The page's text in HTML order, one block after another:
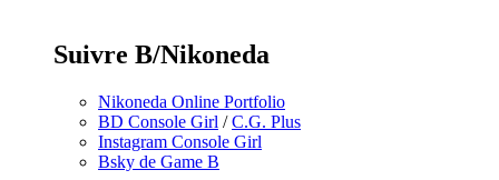
Suivre B/Nikoneda
Nikoneda Online Portfolio
BD Console Girl /C.G. Plus
Instagram Console Girl
Bsky de Game B